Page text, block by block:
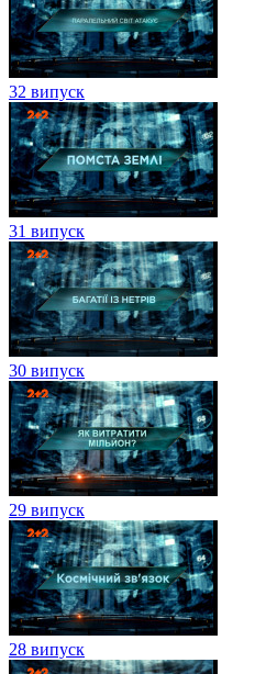
32 випуск
31 випуск
30 випуск
29 випуск
28 випуск